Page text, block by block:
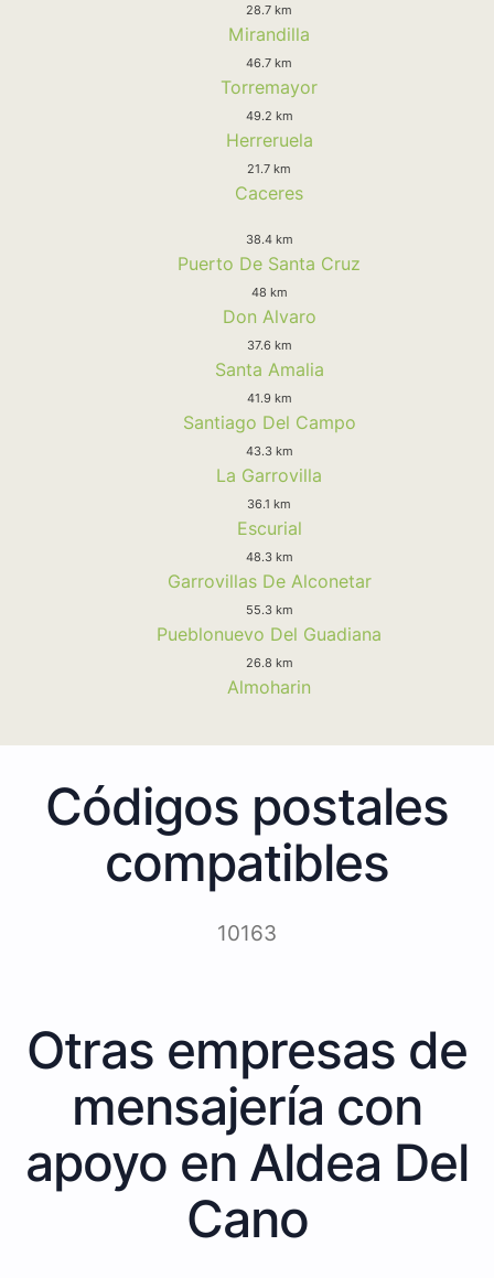
28.7 km
Mirandilla
46.7 km
Torremayor
49.2 km
Herreruela
21.7 km
Caceres
38.4 km
Puerto De Santa Cruz
48 km
Don Alvaro
37.6 km
Santa Amalia
41.9 km
Santiago Del Campo
43.3 km
La Garrovilla
36.1 km
Escurial
48.3 km
Garrovillas De Alconetar
55.3 km
Pueblonuevo Del Guadiana
26.8 km
Almoharin
Códigos postales
compatibles
10163
Otras empresas de
mensajería con
apoyo en Aldea Del
Cano